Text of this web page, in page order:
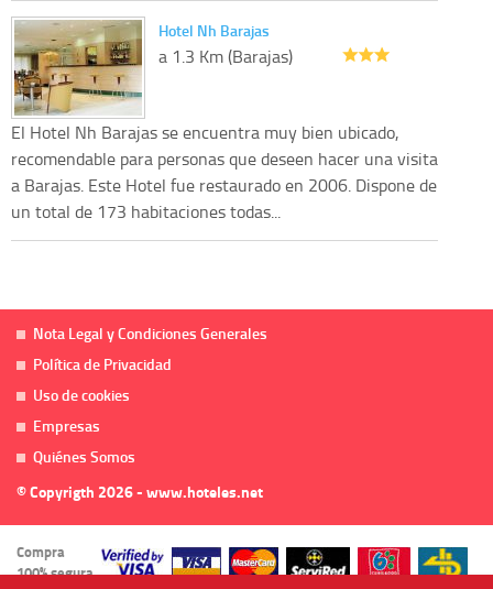
Hotel Nh Barajas
a 1.3 Km (Barajas)
El Hotel Nh Barajas se encuentra muy bien ubicado,
recomendable para personas que deseen hacer una visita
a Barajas. Este Hotel fue restaurado en 2006. Dispone de
un total de 173 habitaciones todas...
Nota Legal y Condiciones Generales
Política de Privacidad
Uso de cookies
Empresas
Quiénes Somos
© Copyrigth 2026 - www.hoteles.net
Compra
100% segura